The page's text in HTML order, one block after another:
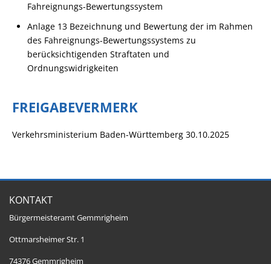
Fahreignungs-Bewertungssystem
Anlage 13 Bezeichnung und Bewertung der im Rahmen
des Fahreignungs-Bewertungssystems zu
berücksichtigenden Straftaten und
Ordnungswidrigkeiten
FREIGABEVERMERK
Verkehrsministerium Baden-Württemberg 30.10.2025
KONTAKT
Bürgermeisteramt Gemmrigheim
Ottmarsheimer Str. 1
74376 Gemmrigheim